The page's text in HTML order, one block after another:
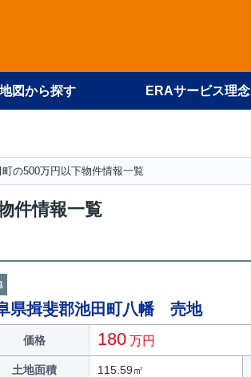
地図から探す ERAサービス理念
の500万円以下物件情報一覧
件情報一覧
県揖斐郡池田町八幡 売地
価格 180 万円
土地面積 115.59㎡